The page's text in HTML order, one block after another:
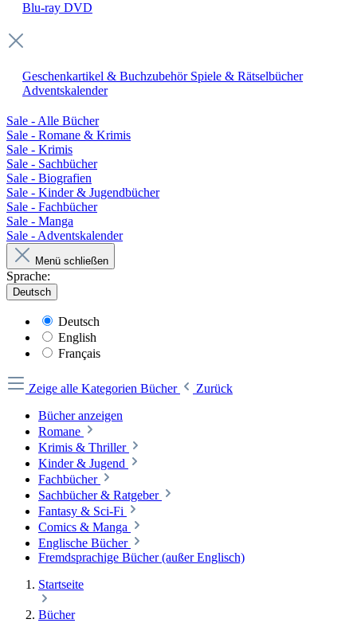
Blu-ray DVD
Geschenkartikel & Buchzubehör Spiele & Rätselbücher
Adventskalender
Sale - Alle Bücher
Sale - Romane & Krimis
Sale - Krimis
Sale - Sachbücher
Sale - Biografien
Sale - Kinder & Jugendbücher
Sale - Fachbücher
Sale - Manga
Sale - Adventskalender
Menü schließen
Sprache:
Deutsch
Deutsch
English
Français
Zeige alle Kategorien Bücher
Zurück
Bücher anzeigen
Romane
Krimis & Thriller
Kinder & Jugend
Fachbücher
Sachbücher & Ratgeber
Fantasy & Sci-Fi
Comics & Manga
Englische Bücher
Fremdsprachige Bücher (außer Englisch)
Startseite
Bücher